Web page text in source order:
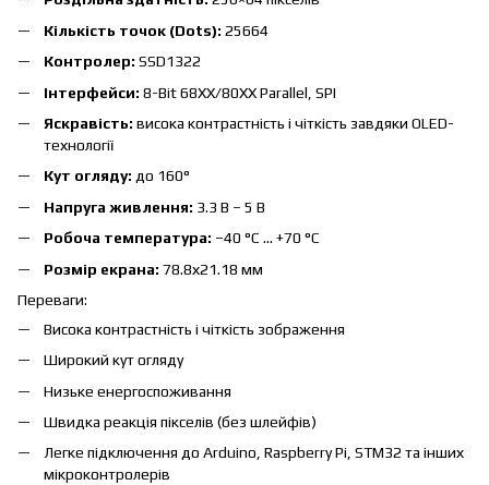
Кількість точок (Dots): 25664
Контролер: SSD1322
Інтерфейси: 8-Bit 68XX/80XX Parallel, SPI
Яскравість: висока контрастність і чіткість завдяки OLED-
технології
Кут огляду: до 160°
Напруга живлення: 3.3 В – 5 В
Робоча температура: –40 °C … +70 °C
Розмір екрана: 78.8х21.18 мм
Переваги:
Висока контрастність і чіткість зображення
Широкий кут огляду
Низьке енергоспоживання
Швидка реакція пікселів (без шлейфів)
Легке підключення до Arduino, Raspberry Pi, STM32 та інших
мікроконтролерів